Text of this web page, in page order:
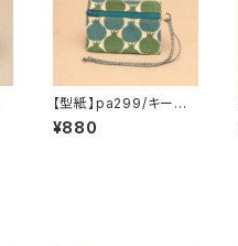
【型紙】pa299/キーケ
ース【4】
¥880